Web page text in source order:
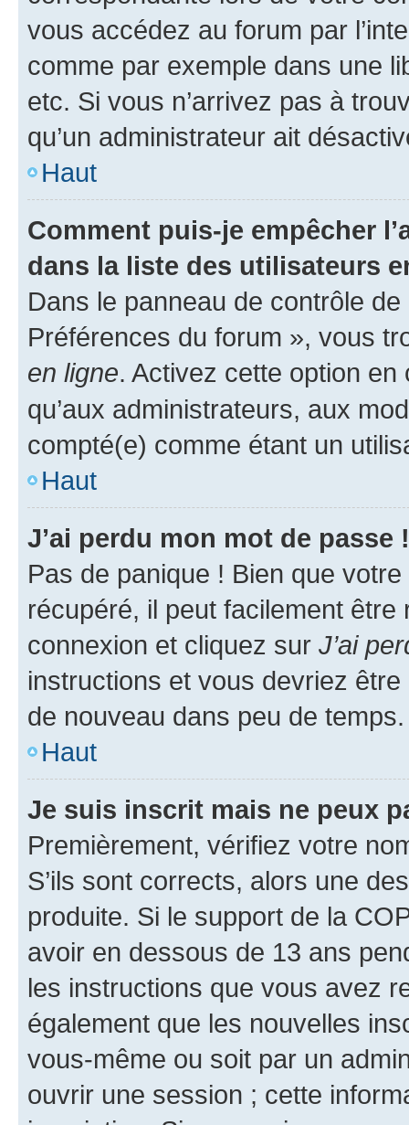
vous accédez au forum par
comme par exemple dans une
etc. Si vous n’arrivez pas à
qu’un administrateur ait
Haut
Comment puis-je empêcher
dans la liste des utilisateurs
Dans le panneau de contrôle
Préférences du forum », vous
en ligne. Activez cette option
qu’aux administrateurs, aux
compté(e) comme étant un
Haut
J’ai perdu mon mot de passe !
Pas de panique ! Bien que
récupéré, il peut facilement
connexion et cliquez sur J’ai
instructions et vous devriez
de nouveau dans peu de temps.
Haut
Je suis inscrit mais ne peux
Premièrement, vérifiez votre
S’ils sont corrects, alors une
produite. Si le support de la
avoir en dessous de 13 ans
les instructions que vous avez
également que les nouvelles
vous-même ou soit par un
ouvrir une session ; cette